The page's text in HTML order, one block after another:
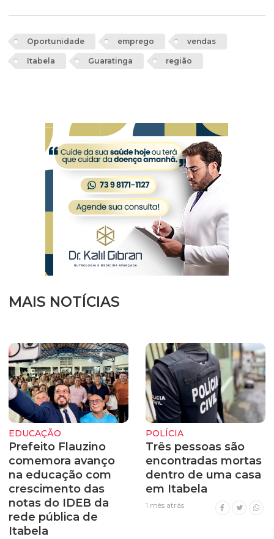
Oportunidade emprego vendas
Itabela Guaratinga região
MAIS NOTÍCIAS
EDUCAÇÃO
Prefeito Flauzino
comemora avanço
na educação com
crescimento das
notas do IDEB da
rede pública de
Itabela
POLÍCIA
Três pessoas são
encontradas mortas
dentro de uma casa
em Itabela
1 mês atrás